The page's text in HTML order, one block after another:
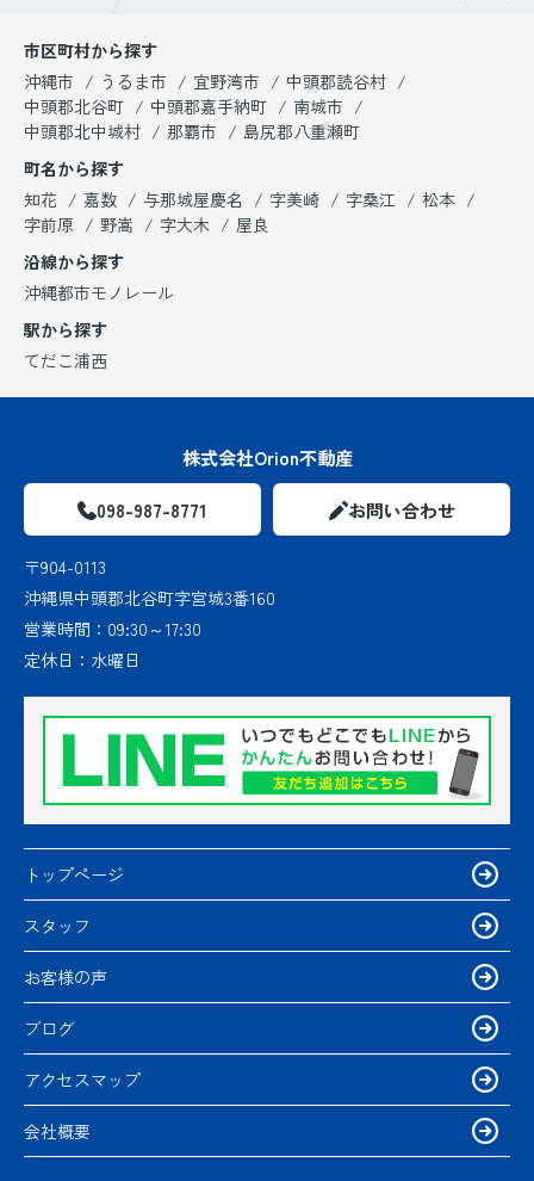
市区町村から探す
沖縄市
うるま市 宜野湾市
中頭郡読谷村
中頭郡北谷町
中頭郡嘉手納町
南城市
中頭郡北中城村
那覇市
島尻郡八重瀬町
町名から探す
知花
嘉数 与那城屋慶名 字美崎 字桑江
松本
字前原
野嵩 字大木
屋良
沿線から探す
沖縄都市モノレール
駅から探す
てだこ浦西
株式会社Orion不動産
098-987-8771 お問い合わせ
〒904-0113
沖縄県中頭郡北谷町字宮城3番160
営業時間： 09:30～17:30
定休日： 水曜日
トップページ
スタッフ
お客様の声
ブログ
アクセスマップ
会社概要